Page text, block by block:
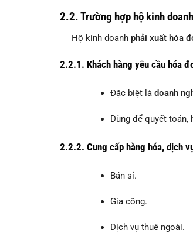
2.2.Trường hợp hộ kinh
Hộ kinh doanh phải xuất hóa
2.2.1. Khách hàng yêu cầu hóa
Đặc biệt là doanh
Dùng để quyết toán,
2.2.2. Cung cấp hàng hóa, dịch
Bán sỉ.
Gia công.
Dịch vụ thuê ngoài.